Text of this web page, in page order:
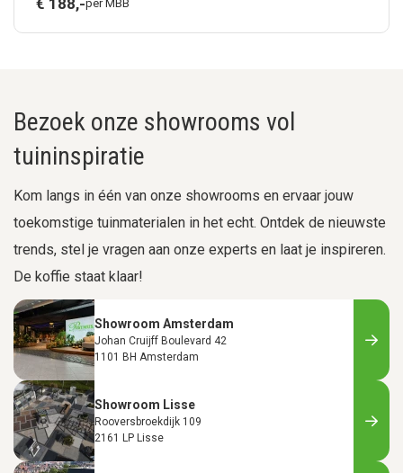
per MBB
Bezoek onze showrooms vol
tuininspiratie
Kom langs in één van onze showrooms en ervaar jouw
toekomstige tuinmaterialen in het echt. Ontdek de nieuwste
trends, stel je vragen aan onze experts en laat je inspireren.
De koffie staat klaar!
Showroom Amsterdam
Johan Cruijff Boulevard 42
1101 BH Amsterdam
Showroom Lisse
Rooversbroekdijk 109
2161 LP Lisse